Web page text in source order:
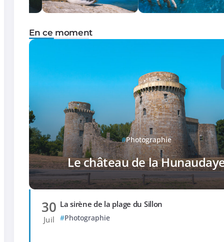
En ce moment
Photographie
Le château de la
30
Juil
La sirène de la plage du Sillon
Photographie